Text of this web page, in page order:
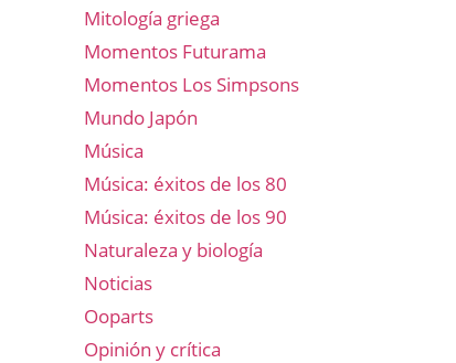
Mitología griega
Momentos Futurama
Momentos Los Simpsons
Mundo Japón
Música
Música: éxitos de los 80
Música: éxitos de los 90
Naturaleza y biología
Noticias
Ooparts
Opinión y crítica